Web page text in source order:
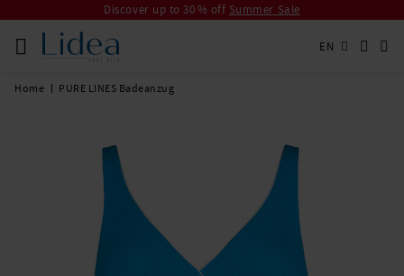
Discover up to 30 % off Summer Sale
EN
Home PURE LINES Badeanzug